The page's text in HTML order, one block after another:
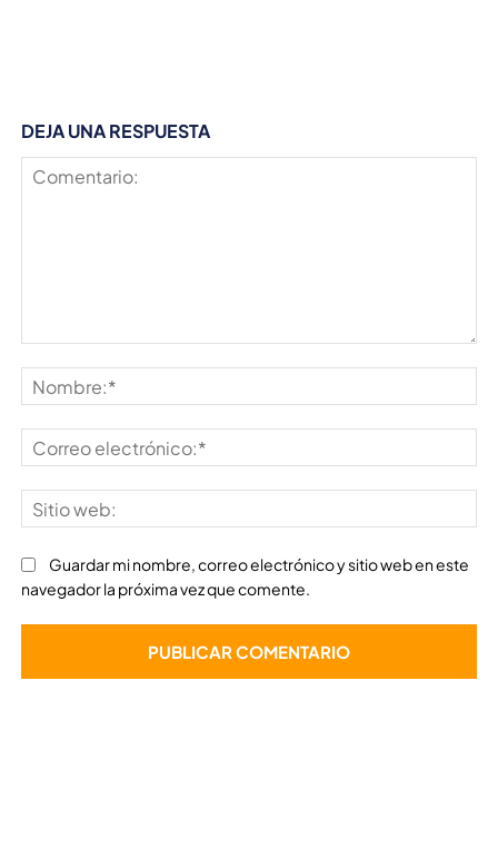
DEJA UNA RESPUESTA
Guardar mi nombre, correo electrónico y sitio web en este
navegador la próxima vez que comente.